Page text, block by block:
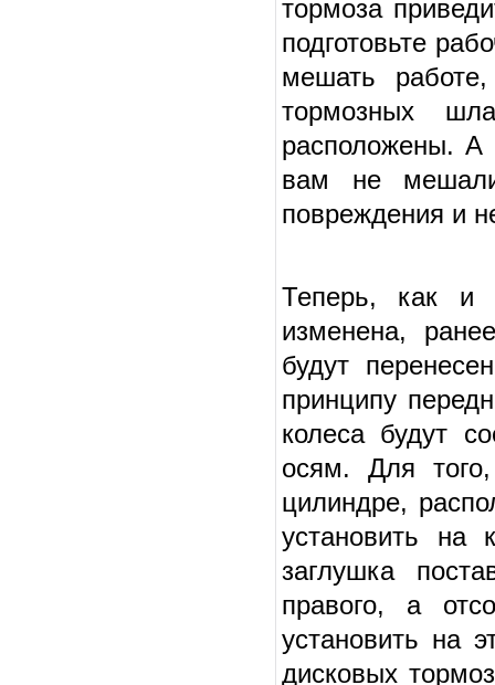
тормоза
подготовьте
мешать
тормозных
расположены. А
вам не
повреждения и
Теперь, как и
изменена,
будут
принципу
колеса будут
осям. Для
цилиндре,
установить на
заглушка
правого, а
установить на
дисковых